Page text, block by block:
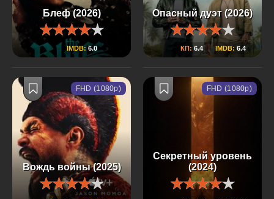
Блеф (2026)
IMDB:6.0
Опасный дуэт (2026)
КП: 6.4 IMDB: 6.4
Вождь войны (2025)
FHD (1080p)
Секретный уровень
(2024)
FHD (1080p)